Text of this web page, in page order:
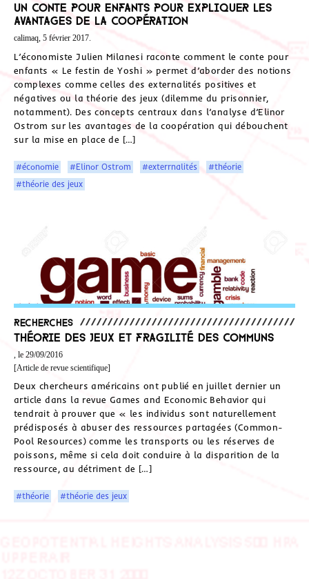
Un conte pour enfants pour expliquer les
avantages de la coopération
calimaq, 5 février 2017.
L’économiste Julien Milanesi raconte comment le conte pour
enfants « Le festin de Yoshi » permet d’aborder des notions
complexes comme celles des externalités positives et
négatives ou la théorie des jeux (dilemme du prisonnier,
notamment). Des concepts centraux dans l’analyse d’Elinor
Ostrom sur les avantages de la coopération qui débouchent
sur la mise en place de […]
#économie #Elinor Ostrom #exterrnalités
#théorie
#théorie des jeux
Recherches
Théorie des jeux et fragilité des Communs
, le 29/09/2016
[Article de revue scientifique]
Deux chercheurs américains ont publié en juillet dernier un
article dans la revue Games and Economic Behavior qui
tendrait à prouver que « les individus sont naturellement
prédisposés à abuser des ressources partagées (Common-
Pool Resources) comme les transports ou les réserves de
poissons, même si cela doit conduire à la disparition de la
ressource, au détriment de […]
#théorie #théorie des jeux